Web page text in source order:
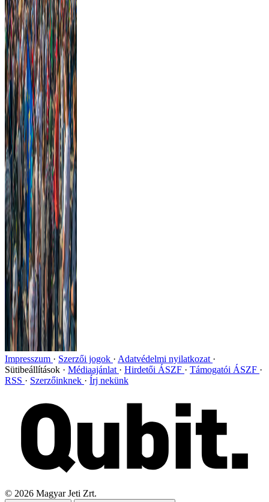
Impresszum Szerzői jogok
Adatvédelmi nyilatkozat
Sütibeállítások
Médiaajánlat Hirdetői ÁSZF
Támogatói ÁSZF
RSS
Szerzőinknek Írj nekünk
© 2026 Magyar Jeti Zrt.